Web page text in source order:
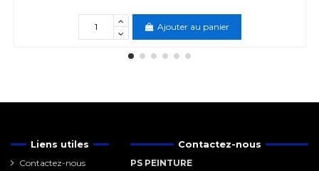
Ajouter au panier
Liens utiles
Contactez-nous
Contactez-nous
PS PEINTURE